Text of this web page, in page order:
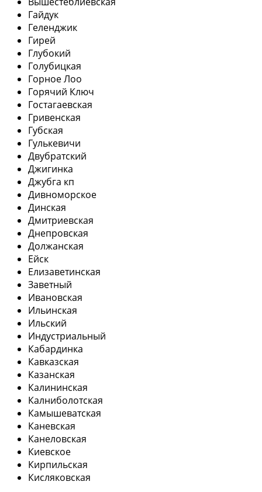
Гайдук
Геленджик
Гирей
Глубокий
Голубицкая
Горное Лоо
Горячий Ключ
Гостагаевская
Гривенская
Губская
Гулькевичи
Двубратский
Джигинка
Джубга кп
Дивноморское
Динская
Дмитриевская
Днепровская
Должанская
Ейск
Елизаветинская
Заветный
Ивановская
Ильинская
Ильский
Индустриальный
Кабардинка
Кавказская
Казанская
Калининская
Калниболотская
Камышеватская
Каневская
Канеловская
Киевское
Кирпильская
Кисляковская